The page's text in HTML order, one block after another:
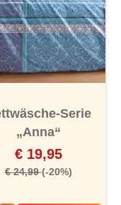
Serie
„Anna“
€ 19,95
€ 24,99(-20%)